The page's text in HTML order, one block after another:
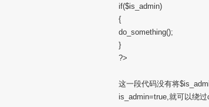
if($is_admin)
{
do_something();
}
?>
这一段代码没有将
is_admin=true,就可以绕过